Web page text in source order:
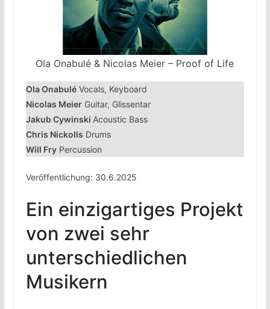
Ola Onabulé & Nicolas Meier – Proof of Life
Ola OnabuléVocals, Keyboard
Nicolas MeierGuitar, Glissentar
Jakub Cywinski Acoustic Bass
Chris Nickolls Drums
Will FryPercussion
Veröffentlichung: 30.6.2025
Ein einzigartiges Projekt
von zwei sehr
unterschiedlichen
Musikern